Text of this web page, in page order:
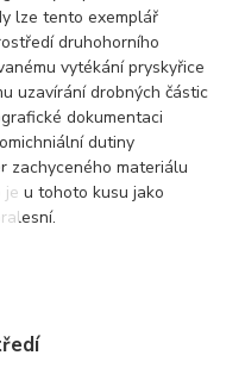
lze tento exemplář
druhohorního
vytékání pryskyřice
uzavírání drobných částic
dokumentaci
dutiny
zachyceného materiálu
u tohoto kusu jako